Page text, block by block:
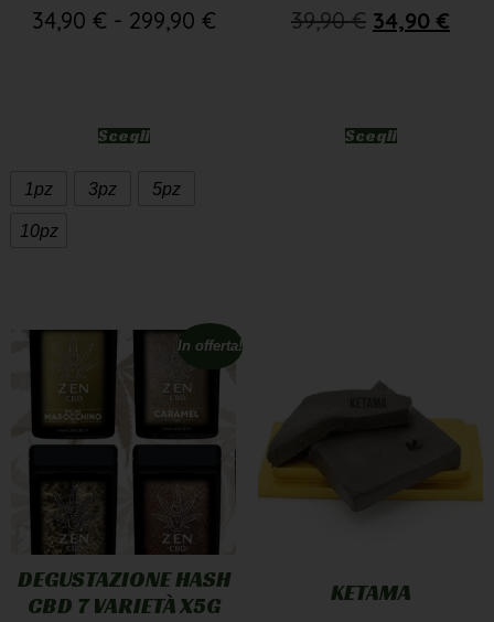
34,90 € - 299,90 €
Scegli
1pz 3pz 5pz
10pz
39,90€ 34,90 €
Scegli
In offerta!
DEGUSTAZIONE HASH
CBD 7 VARIETÀ X5G
KETAMA